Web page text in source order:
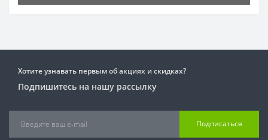
Хотите узнавать первым об акциях и скидках?
Подпишитесь на нашу рассылку
Подписаться